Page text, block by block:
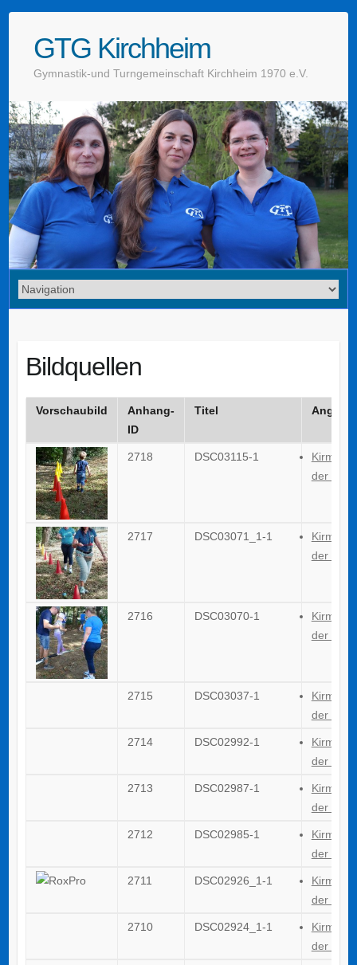
GTG Kirchheim
Gymnastik-und Turngemeinschaft Kirchheim 1970 e.V.
Bildquellen
Vorschaubild
Anhang-
ID
Titel
2718 DSC03115-1
Kirmes
der GTG
2717 DSC03071_1-1
Kirmes
der GTG
2716 DSC03070-1
Kirmes
der GTG
2715 DSC03037-1
Kirmes
der GTG
2714 DSC02992-1
Kirmes
der GTG
2713 DSC02987-1
Kirmes
der GTG
2712 DSC02985-1
Kirmes
der GTG
2711 DSC02926_1-1
Kirmes
der GTG
2710 DSC02924_1-1
Kirmes
der GTG